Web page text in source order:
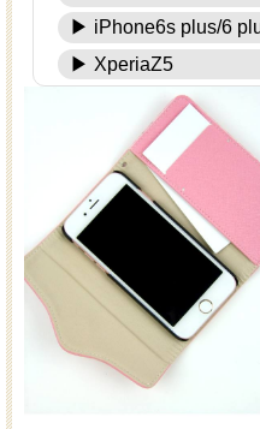
▶ iPhone6s plus/6
▶ XperiaZ5